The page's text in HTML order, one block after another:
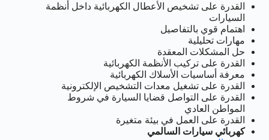
القدرة على تشخيص الأعطال الكهربائية داخل أنظمة
السيارات
اهتمام قوي بالتفاصيل
مهارات تحليلية
حل المشكلات المعقدة
القدرة على تركيب الأنظمة الكهربائية
معرفة أساسيات الأسلاك الكهربائية
القدرة على تشغيل معدات التشخيص الإلكترونية
القدرة على التواصل قضايا السيارة في شروط
المواطن العادي
القدرة على العمل في بيئة متغيرة
كهربائي سيارات السالمي